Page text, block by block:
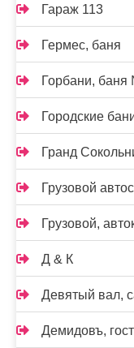
Гараж 113
Гермес, баня
Горбани,
Городские
Гранд
Грузовой
Грузовой,
Д & К
Девятый вал,
Демидовъ,